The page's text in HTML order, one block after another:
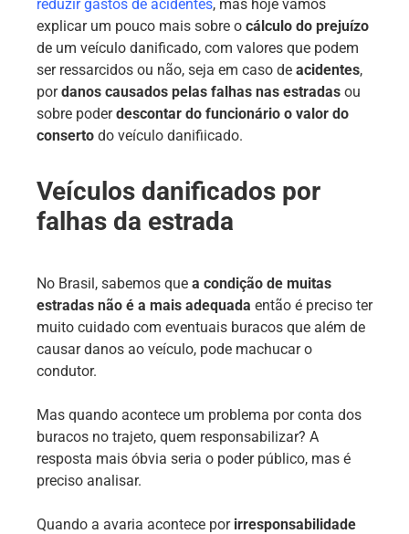
reduzir gastos de acidentes, mas hoje vamos
explicar um pouco mais sobre o cálculo do prejuízo
de um veículo danificado, com valores que podem
ser ressarcidos ou não, seja em caso de acidentes,
pordanos causados pelas falhas nas estradas ou
sobre poderdescontar do funcionário o valor do
conserto do veículo danifiicado.
Veículos danificados por
falhas da estrada
No Brasil, sabemos que a condição de muitas
estradas não é a mais adequada então é preciso ter
muito cuidado com eventuais buracos que além de
causar danos ao veículo, pode machucar o
condutor.
Mas quando acontece um problema por conta dos
buracos no trajeto, quem responsabilizar? A
resposta mais óbvia seria o poder público, mas é
preciso analisar.
Quando a avaria acontece por irresponsabilidade